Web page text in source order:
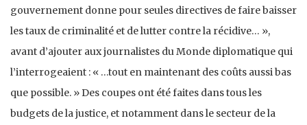
gouvernement donne pour seules directives de faire baisser
les taux de criminalité et de lutter contre la récidive… »,
avant d’ajouter aux journalistes du Monde diplomatique qui
l’interrogeaient : « …tout en maintenant des coûts aussi bas
que possible. » Des coupes ont été faites dans tous les
budgets de la justice, et notamment dans le secteur de la